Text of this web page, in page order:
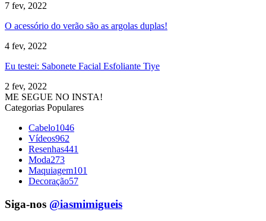
7 fev, 2022
O acessório do verão são as argolas duplas!
4 fev, 2022
Eu testei: Sabonete Facial Esfoliante Tiye
2 fev, 2022
ME SEGUE NO INSTA!
Categorias Populares
Cabelo1046
Vídeos962
Resenhas441
Moda273
Maquiagem101
Decoração57
Siga-nos @iasmimigueis